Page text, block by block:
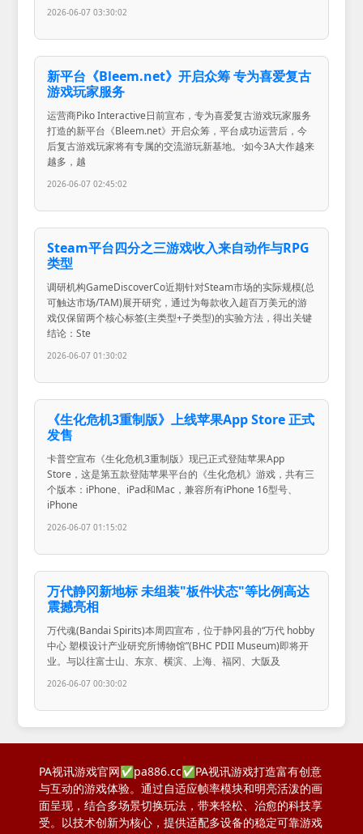
2026-06-07 03:30:02
新平台《Bleem.net》开启众筹 专为喜爱复古
游戏玩家服务
运营商Piko Interactive日前宣布，专为喜爱复古游戏玩家服务
打造的新平台《Bleem.net》开启众筹，平台成功运营后，今
后复古游戏玩家将有专属的交流游玩新基地。·如今3A大作越来
越多，越
2026-06-07 02:45:02
Steam平台四分之三游戏收入来自动作与RPG
类型
调研机构GameDiscoverCo近期针对Steam市场的实际规模(总
可触达市场/TAM)展开研究，通过为每款收入超百万美元的游
戏仅保留两个核心标签(主类型+子类型)的实验方法，得出关键
结论：Ste
2026-06-07 01:30:02
《生化危机3重制版》上线苹果App Store 正式
发售
卡普空宣布《生化危机3重制版》现已正式登陆苹果App
Store，这是第五款登陆苹果平台的《生化危机》游戏，共有三
个版本：iPhone、iPad和Mac，兼容所有iPhone 16型号、
iPhone
2026-06-07 01:15:02
万代静冈新地标 未组装"板件状态"等比例高达
震撼亮相
万代魂(Bandai Spirits)本周四宣布，位于静冈县的“万代 hobby
中心 塑模设计产业研究所博物馆”(BHC PDII Museum)即将开
业。与以往富士山、东京、横滨、上海、福冈、大阪及
2026-06-07 00:30:02
PA视讯游戏官网✅pa886.cc✅PA视讯游戏打造富有创意
与互动的游戏体验。通过自适应帧率模块和明亮活泼的画
面呈现，结合多场景切换玩法，带来轻松、治愈的科技享
受。以技术创新为核心，提供适配多设备的稳定可靠游戏